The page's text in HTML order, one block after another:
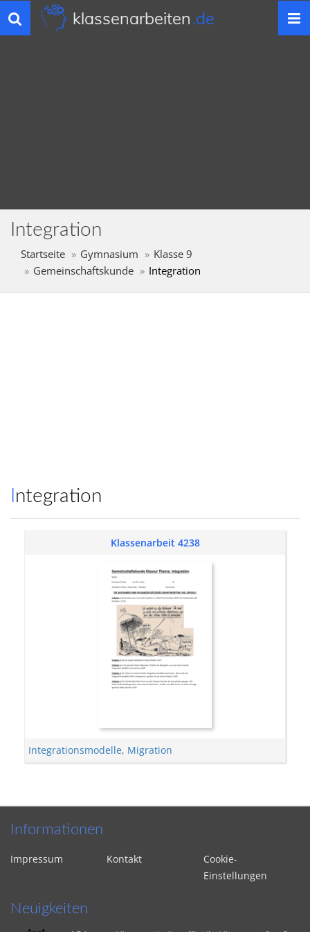
Toggle
navigation
klassenarbeiten.de
Integration
Startseite Gymnasium
Klasse 9
Gemeinschaftskunde
Integration
Integration
Klassenarbeit 4238
Integrationsmodelle, Migration
Informationen
Impressum Kontakt
Cookie-
Einstellungen
Neuigkeiten